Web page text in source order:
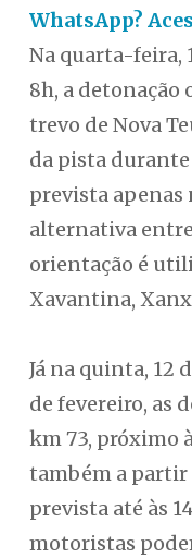
WhatsApp?
Na quarta-feira,
8h, a detonação
trevo de Nova
da pista
prevista apenas
alternativa entre
orientação é
Xavantina,
Já na quinta, 12
de fevereiro, as
km 73, próximo
também a partir
prevista até às
motoristas